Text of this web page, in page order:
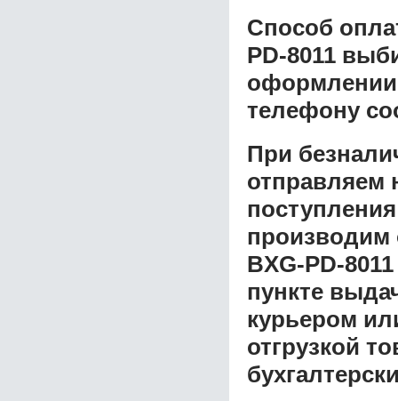
Способ
PD-8011
оформлении
телефону
При
отправляем
производим
BXG-PD-8011
пункте
курьером
отгрузкой